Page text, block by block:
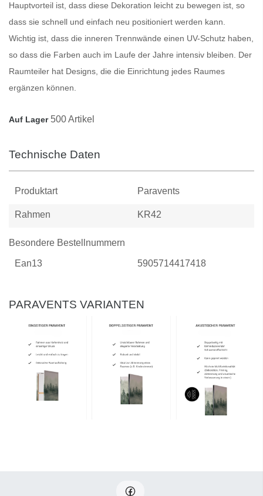
Hauptvorteil ist, dass diese Dekoration leicht zu bewegen ist, so
dass sie schnell und einfach neu positioniert werden kann.
Wichtig ist, dass die inneren Trennwände einen UV-Schutz haben,
so dass die Farben auch im Laufe der Jahre intensiv bleiben. Der
Raumteiler hat Designs, die die Einrichtung jedes Raumes
ergänzen können.
Auf Lager 500 Artikel
Technische Daten
Produktart Paravents
Rahmen KR42
Besondere Bestellnummern
Ean13 5905714417418
PARAVENTS VARIANTEN